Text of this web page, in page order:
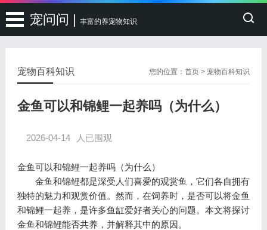
宠问问 | 丰富的养宠物知识
您的位置：首页 >宠物百科知识
宠物百科知识
金鱼可以和锦鲤一起养吗（为什么）
2026-04-14 人已围观
金鱼可以和锦鲤一起养吗（为什么）
金鱼和锦鲤都是深受人们喜爱的观赏鱼，它们各自拥有
独特的魅力和观赏价值。然而，在饲养时，是否可以将金鱼
和锦鲤一起养，是许多鱼缸爱好者关心的问题。本文将探讨
金鱼和锦鲤能否共养，并解释其中的原因。